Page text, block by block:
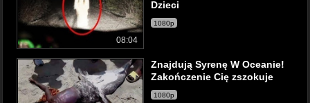
08:04
Dzieci
1080p
Znajdują Syrenę W Oceanie!
Zakończenie Cię zszokuje
1080p